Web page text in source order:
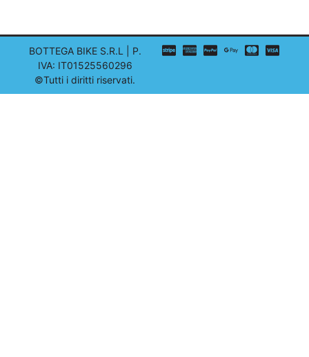
BOTTEGA BIKE S.R.L | P.
IVA: IT01525560296
©Tutti i diritti riservati.